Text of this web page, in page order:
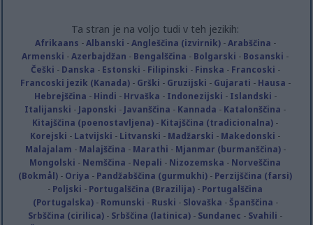
Ta stran je na voljo tudi v teh jezikih:
Afrikaans -Albanski -Angleščina (izvirnik)-Arabščina -
Armenski -Azerbajdžan - Bengalščina - Bolgarski - Bosanski -
Češki - Danska - Estonski - Filipinski - Finska - Francoski -
Francoski jezik (Kanada)- Grški - Gruzijski - Gujarati - Hausa -
Hebrejščina - Hindi - Hrvaška - Indonezijski - Islandski -
Italijanski - Japonski - Javanščina - Kannada - Katalonščina -
Kitajščina (poenostavljena) - Kitajščina (tradicionalna) -
Korejski - Latvijski - Litvanski - Madžarski - Makedonski -
Malajalam - Malajščina - Marathi - Mjanmar (burmanščina)-
Mongolski - Nemščina - Nepali - Nizozemska - Norveščina
(Bokmål) - Oriya - Pandžabščina (gurmukhi) - Perzijščina (farsi)
- Poljski - Portugalščina (Brazilija) - Portugalščina
(Portugalska)- Romunski - Ruski - Slovaška -Španščina -
Srbščina (cirilica) - Srbščina (latinica) - Sundanec - Svahili -